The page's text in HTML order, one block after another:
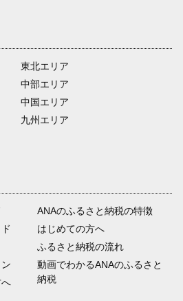
東北エリア
中部エリア
中国エリア
九州エリア
ANAのふるさと納税の特徴
はじめての方へ
ふるさと納税の流れ
動画でわかるANAのふるさと
納税